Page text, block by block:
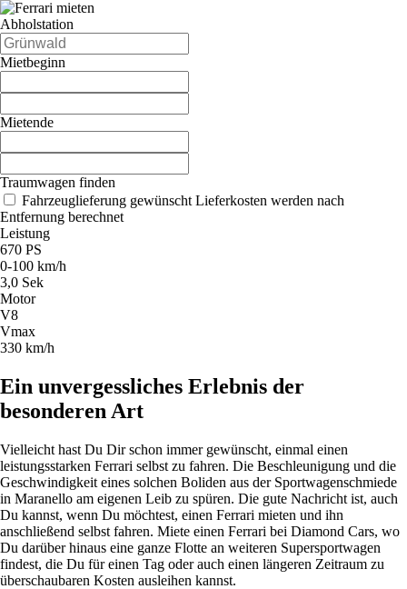
Abholstation
Mietbeginn
Mietende
Traumwagen finden
Fahrzeuglieferung gewünscht Lieferkosten werden nach
Entfernung berechnet
Leistung
670 PS
0-100 km/h
3,0 Sek
Motor
V8
Vmax
330 km/h
Ein unvergessliches Erlebnis der
besonderen Art
Vielleicht hast Du Dir schon immer gewünscht, einmal einen
leistungsstarken Ferrari selbst zu fahren. Die Beschleunigung und die
Geschwindigkeit eines solchen Boliden aus der Sportwagenschmiede
in Maranello am eigenen Leib zu spüren. Die gute Nachricht ist, auch
Du kannst, wenn Du möchtest, einen Ferrari mieten und ihn
anschließend selbst fahren. Miete einen Ferrari bei Diamond Cars, wo
Du darüber hinaus eine ganze Flotte an weiteren Supersportwagen
findest, die Du für einen Tag oder auch einen längeren Zeitraum zu
überschaubaren Kosten ausleihen kannst.